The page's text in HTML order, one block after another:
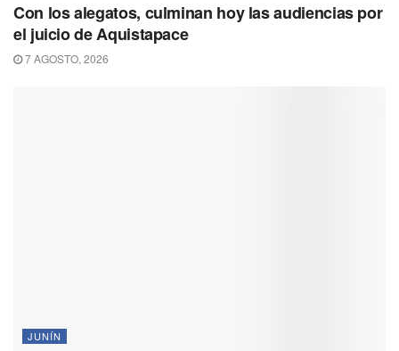
Con los alegatos, culminan hoy las audiencias por
el juicio de Aquistapace
7 AGOSTO, 2026
JUNÍN